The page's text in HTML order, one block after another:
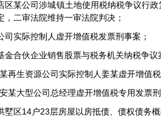
区某公司涉城镇土地使用税纳税争议行
，二审法院维持一审法院判决；
司实际控制人虚开增值税发票刑事案；
金合伙企业销售股票与税务机关纳税争议
再生资源公司实际控制人姜某虚开增值
某大型公司总经理虚开增值税专用发票
墅区 14户23层房屋以房抵债、债权债务